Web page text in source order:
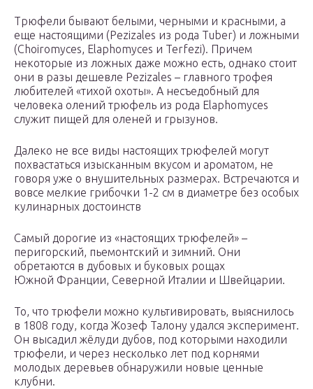
Трюфели бывают белыми, черными и красными, а
еще настоящими (Pezizales из рода Tuber) и ложными
(Choiromyces, Elaphomyces и Terfezi). Причем
некоторые из ложных даже можно есть, однако стоит
они в разы дешевле Pezizales – главного трофея
любителей «тихой охоты». А несъедобный для
человека олений трюфель из рода Elaphomyces
служит пищей для оленей и грызунов.
Далеко не все виды настоящих трюфелей могут
похвастаться изысканным вкусом и ароматом, не
говоря уже о внушительных размерах. Встречаются и
вовсе мелкие грибочки 1-2 см в диаметре без особых
кулинарных достоинств
Самый дорогие из «настоящих трюфелей» –
перигорский, пьемонтский и зимний. Они
обретаются в дубовых и буковых рощах
Южной Франции, Северной Италии и Швейцарии.
То, что трюфели можно культивировать, выяснилось
в 1808 году, когда Жозеф Талону удался эксперимент.
Он высадил жёлуди дубов, под которыми находили
трюфели, и через несколько лет под корнями
молодых деревьев обнаружили новые ценные
клубни.